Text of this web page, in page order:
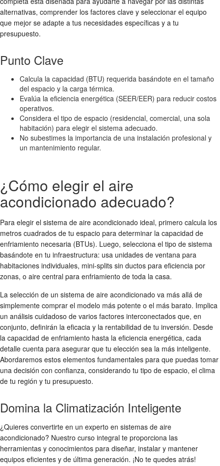
alternativas, comprender los factores clave y seleccionar el equipo
que mejor se adapte a tus necesidades específicas y a tu
presupuesto.
Punto Clave
Calcula la capacidad (BTU) requerida basándote en el tamaño
del espacio y la carga térmica.
Evalúa la eficiencia energética (SEER/EER) para reducir costos
operativos.
Considera el tipo de espacio (residencial, comercial, una sola
habitación) para elegir el sistema adecuado.
No subestimes la importancia de una instalación profesional y
un mantenimiento regular.
¿Cómo elegir el aire
acondicionado adecuado?
Para elegir el sistema de aire acondicionado ideal, primero calcula los
metros cuadrados de tu espacio para determinar la capacidad de
enfriamiento necesaria (BTUs). Luego, selecciona el tipo de sistema
basándote en tu infraestructura: usa unidades de ventana para
habitaciones individuales, mini-splits sin ductos para eficiencia por
zonas, o aire central para enfriamiento de toda la casa.
La selección de un sistema de aire acondicionado va más allá de
simplemente comprar el modelo más potente o el más barato. Implica
un análisis cuidadoso de varios factores interconectados que, en
conjunto, definirán la eficacia y la rentabilidad de tu inversión. Desde
la capacidad de enfriamiento hasta la eficiencia energética, cada
detalle cuenta para asegurar que tu elección sea la más inteligente.
Abordaremos estos elementos fundamentales para que puedas tomar
una decisión con confianza, considerando tu tipo de espacio, el clima
de tu región y tu presupuesto.
Domina la Climatización Inteligente
¿Quieres convertirte en un experto en sistemas de aire
acondicionado? Nuestro curso integral te proporciona las
herramientas y conocimientos para diseñar, instalar y mantener
equipos eficientes y de última generación. ¡No te quedes atrás!